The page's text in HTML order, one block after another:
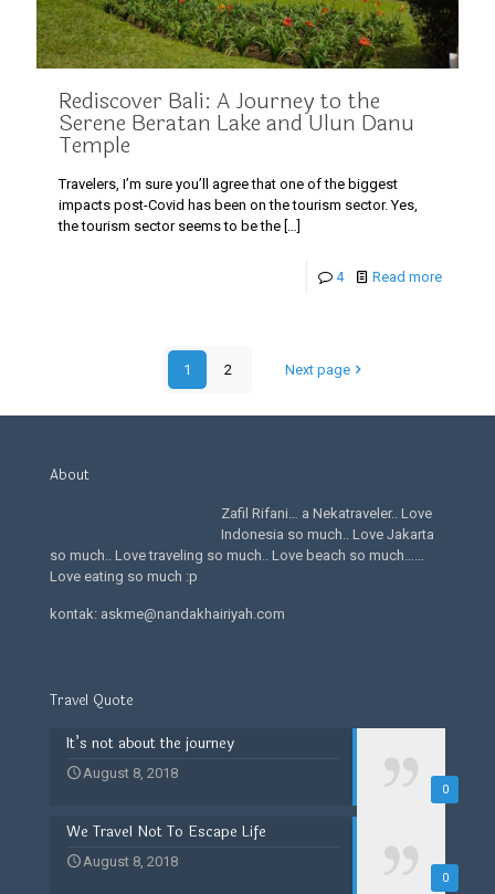
Rediscover Bali: A Journey to the
Serene Beratan Lake and Ulun Danu
Temple
Travelers, I’m sure you’ll agree that one of the biggest
impacts post-Covid has been on the tourism sector. Yes,
the tourism sector seems to be the […]
4 Read more
1 2 Next page
About
Zafil Rifani… a Nekatraveler.. Love
Indonesia so much.. Love Jakarta
so much.. Love traveling so much.. Love beach so much……
Love eating so much :p
kontak: askme@nandakhairiyah.com
Travel Quote
0
It’s not about the journey
August 8, 2018
0
We Travel Not To Escape Life
August 8, 2018